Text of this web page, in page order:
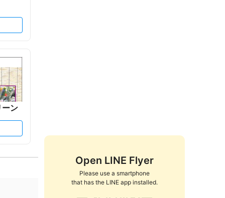
ーン
Open LINE Flyer
Please use a smartphone
that has the LINE app installed.